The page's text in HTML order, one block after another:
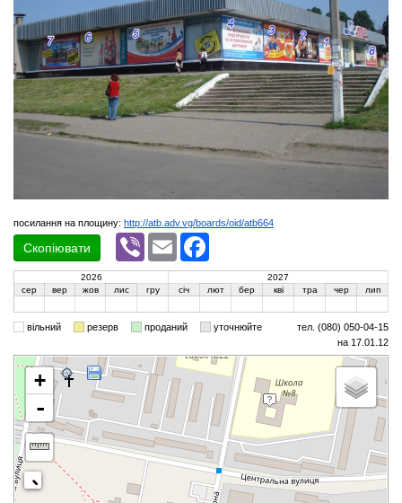
посилання на площину: http://atb.adv.vg/boards/oid/atb664
Скопіювати
Viber Email
2026
2027
сер
вер жов лис гру січ лют бер кві тра чер лип
вільний резерв проданий уточнюйте
тел. (080) 050-04-15
на 17.01.12
+
-